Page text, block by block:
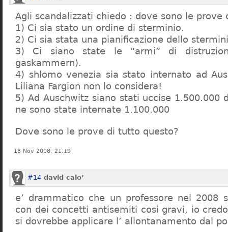
Agli scandalizzati chiedo : dove sono le prove
1) Ci sia stato un ordine di sterminio.
2) Ci sia stata una pianificazione dello
3) Ci siano state le “armi” di
gaskammern).
4) shlomo venezia sia stato internato ad
Liliana Fargion non lo considera!
5) Ad Auschwitz siano stati uccise 1.500.000
ne sono state internate 1.100.000
Dove sono le prove di tutto questo?
18 Nov 2008, 21:19
#14 david calo’
e’ drammatico che un professore nel 2008
con dei concetti antisemiti cosi gravi, io
si dovrebbe applicare l’ allontanamento dal